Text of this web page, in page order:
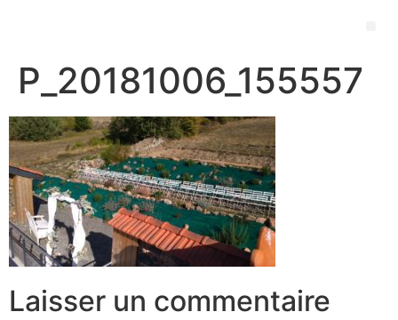
P_20181006_155557
Laisser un commentaire